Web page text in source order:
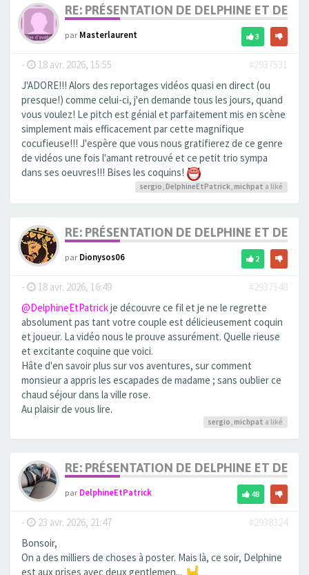
RE: PRÉSENTATION DE DELPHINE ET DE
parMasterlaurent 3
- 18 avr. 2026, 15:55
#2937531
J'ADORE!!! Alors des reportages vidéos quasi en direct (ou
presque!) comme celui-ci, j'en demande tous les jours, quand
vous voulez! Le pitch est génial et parfaitement mis en scène
simplement mais efficacement par cette magnifique
cocufieuse!!! J'espère que vous nous gratifierez de ce genre
de vidéos une fois l'amant retrouvé et ce petit trio sympa
dans ses oeuvres!!! Bises les coquins!
sergio, DelphineEtPatrick, michpat a liké
RE: PRÉSENTATION DE DELPHINE ET DE
parDionysos06 2
- 18 avr. 2026, 16:49
#2937548
@DelphineEtPatrickje découvre ce fil et je ne le regrette
absolument pas tant votre couple est délicieusement coquin
et joueur. La vidéo nous le prouve assurément. Quelle rieuse
et excitante coquine que voici.
Hâte d'en savoir plus sur vos aventures, sur comment
monsieur a appris les escapades de madame ; sans oublier ce
chaud séjour dans la ville rose.
Au plaisir de vous lire.
sergio michpat a liké
RE: PRÉSENTATION DE DELPHINE ET DE
parDelphineEtPatrick 48
- 23 avr. 2026, 21:47
#2938324
Bonsoir,
On a des milliers de choses à poster. Mais là, ce soir, Delphine
est aux prises avec deux gentlemen...